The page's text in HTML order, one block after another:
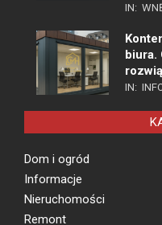
IN:
biura.
IN:
Dom i ogród
Informacje
Nieruchomości
Remont